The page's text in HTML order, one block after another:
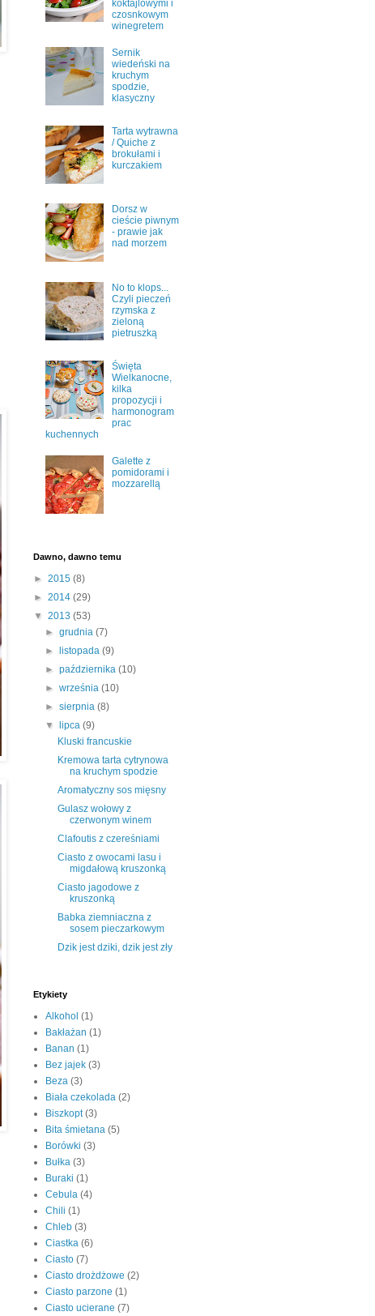
koktajlowymi i
czosnkowym
winegretem
Sernik
wiedeński na
kruchym
spodzie,
klasyczny
Tarta wytrawna
/ Quiche z
brokułami i
kurczakiem
Dorsz w
cieście piwnym
- prawie jak
nad morzem
No to klops...
Czyli pieczeń
rzymska z
zieloną
pietruszką
Święta
Wielkanocne,
kilka
propozycji i
harmonogram
prac
kuchennych
Galette z
pomidorami i
mozzarellą
Dawno, dawno temu
► 2015 (8)
► 2014 (29)
▼ 2013 (53)
►grudnia(7)
►listopada(9)
►października(10)
►września(10)
►sierpnia(8)
▼lipca(9)
Kluski francuskie
Kremowa tarta cytrynowa
na kruchym spodzie
Aromatyczny sos mięsny
Gulasz wołowy z
czerwonym winem
Clafoutis z czereśniami
Ciasto z owocami lasu i
migdałową kruszonką
Ciasto jagodowe z
kruszonką
Babka ziemniaczna z
sosem pieczarkowym
Dzik jest dziki, dzik jest zły
Etykiety
Alkohol (1)
Bakłażan (1)
Banan (1)
Bez jajek (3)
Beza (3)
Biała czekolada (2)
Biszkopt (3)
Bita śmietana (5)
Borówki (3)
Bułka (3)
Buraki (1)
Cebula (4)
Chili (1)
Chleb (3)
Ciastka (6)
Ciasto (7)
Ciasto drożdżowe (2)
Ciasto parzone (1)
Ciasto ucierane (7)